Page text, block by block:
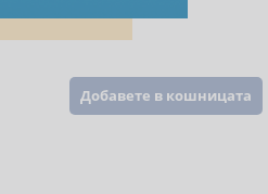
Добавете в кошницата